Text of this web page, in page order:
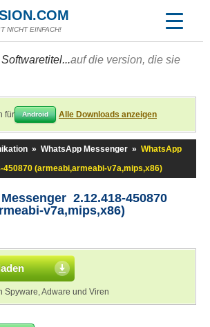
NICHT EINFACH!
auf die version, die sie
für Android Alle Downloads anzeigen
» WhatsApp Messenger » WhatsApp
450870 (armeabi,armeabi-v7a,mips,x86)
2.12.418-450870
v7a,mips,x86)
Spyware, Adware und Viren